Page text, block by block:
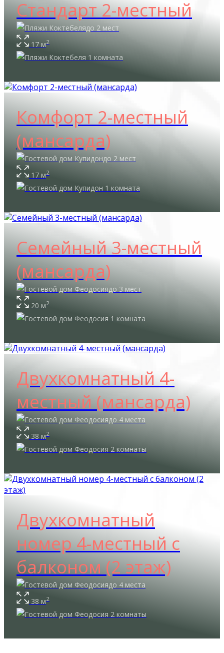
Стандарт 2-местный
до 2 мест
17 м2
1 комната
Комфорт 2-местный
(мансарда)
до 2 мест
17 м2
1 комната
Семейный 3-местный
(мансарда)
до 3 мест
20 м2
1 комната
Двухкомнатный 4-
местный (мансарда)
до 4 места
38 м2
2 комнаты
Двухкомнатный
номер 4-местный с
балконом (2 этаж)
до 4 места
38 м2
2 комнаты